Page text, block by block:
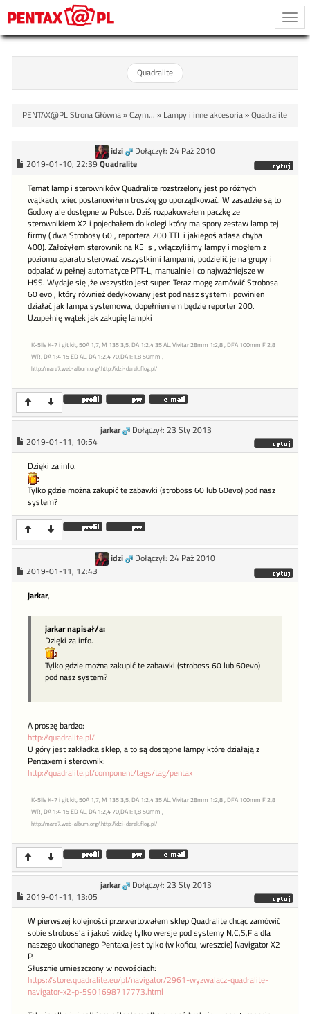
Quadralite
PENTAX@PL Strona Główna»Czym... » Lampy i inne akcesoria»Quadralite
idzi
Dołączył: 24 Paź 2010
2019-01-10, 22:39 Quadralite
Temat lamp i sterowników Quadralite rozstrzelony jest po różnych
wątkach, wiec postanowiłem troszkę go uporządkować. W zasadzie są to
Godoxy ale dostępne w Polsce. Dziś rozpakowałem paczkę ze
sterownikiem X2 i pojechałem do kolegi który ma spory zestaw lamp tej
firmy ( dwa Strobosy 60 , reportera 200 TTL i jakiegoś atlasa chyba
400). Założyłem sterownik na K5IIs , włączyliśmy lampy i mogłem z
poziomu aparatu sterować wszystkimi lampami, podzielić je na grupy i
odpalać w pełnej automatyce PTT-L, manualnie i co najważniejsze w
HSS. Wydaje się ,że wszystko jest super. Teraz mogę zamówić Strobosa
60 evo , który również dedykowany jest pod nasz system i powinien
działać jak lampa systemowa, dopełnieniem będzie reporter 200.
Uzupełnię wątek jak zakupię lampki
K-5IIs K-7 i git kit, 50A 1,7, M 135 3,5, DA 1:2,4 35 AL, Vivitar 28mm 1:2,8 , DFA 100mm F 2,8
WR, DA 1:4 15 ED AL, DA 1:2,4 70,DA1:1,8 50mm ,
http://mare7.web-album.org/,http://idzi-derek.flog.pl/
jarkar
Dołączył: 23 Sty 2013
2019-01-11, 10:54
Dzięki za info.
Tylko gdzie można zakupić te zabawki (stroboss 60 lub 60evo) pod nasz
system?
idzi
Dołączył: 24 Paź 2010
2019-01-11, 12:43
jarkar,
jarkar napisał/a:
Dzięki za info.
Tylko gdzie można zakupić te zabawki (stroboss 60 lub 60evo)
pod nasz system?
A proszę bardzo:
http://quadralite.pl/
U góry jest zakładka sklep, a to są dostępne lampy które działają z
Pentaxem i sterownik:
http://quadralite.pl/component/tags/tag/pentax
K-5IIs K-7 i git kit, 50A 1,7, M 135 3,5, DA 1:2,4 35 AL, Vivitar 28mm 1:2,8 , DFA 100mm F 2,8
WR, DA 1:4 15 ED AL, DA 1:2,4 70,DA1:1,8 50mm ,
http://mare7.web-album.org/,http://idzi-derek.flog.pl/
jarkar
Dołączył: 23 Sty 2013
2019-01-11, 13:05
W pierwszej kolejności przewertowałem sklep Quadralite chcąc zamówić
sobie stroboss'a i jakoś widzę tylko wersje pod systemy N,C,S,F a dla
naszego ukochanego Pentaxa jest tylko (w końcu, wreszcie) Navigator X2
P.
Słusznie umieszczony w nowościach:
https://store.quadralite.eu/pl/navigator/2961-wyzwalacz-quadralite-
navigator-x2-p-5901698717773.html